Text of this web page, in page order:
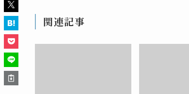
関連記事